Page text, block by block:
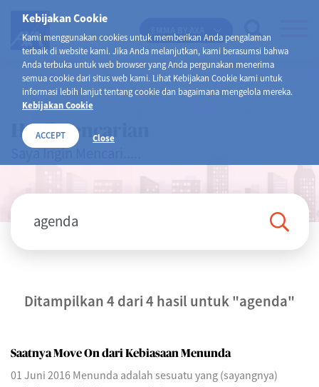
Kebijakan Cookie
Kami menggunakan cookies untuk memberikan Anda pengalaman
terbaik di website kami. Jika Anda melanjutkan, kami berasumsi bahwa
Anda terbuka untuk web browser yang Anda pergunakan menerima
semua cookie dari situs web kami. Lihat Kebijakan Cookie kami untuk
informasi lebih lanjut tentang cookie dan bagaimana mengelola mereka.
Kebijakan Cookie
ACCEPT Close
Hasil Pencarian
Saya Ingin Mencari.....
Ditampilkan 4 dari 4 hasil untuk"agenda"
Saatnya Move On dari Kebiasaan Menunda
01 Juni 2016 Menunda adalah sesuatu yang (sayangnya)